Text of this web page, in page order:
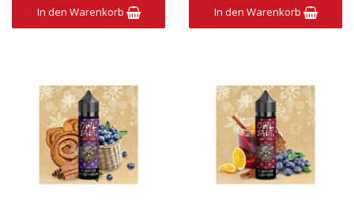
In den Warenkorb In den Warenkorb